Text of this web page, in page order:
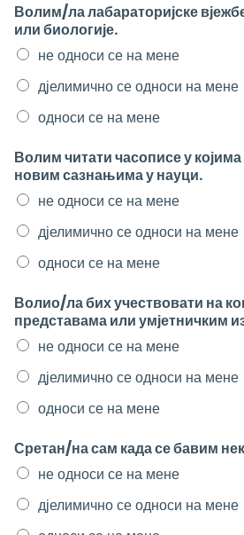
Волим/ла лабараторијске
или биологије.
не односи се на мене
дјелимично се односи на мене
односи се на мене
Волим читати часописе у
новим сазнањима у науци.
не односи се на мене
дјелимично се односи на мене
односи се на мене
Волио/ла бих учествовати на
представама или умјетничким
не односи се на мене
дјелимично се односи на мене
односи се на мене
Сретан/на сам када се бавим
не односи се на мене
дјелимично се односи на мене